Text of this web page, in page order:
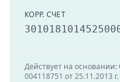
КОРР. СЧЕТ
Действует на
004118751 от 25.11.2013 г.